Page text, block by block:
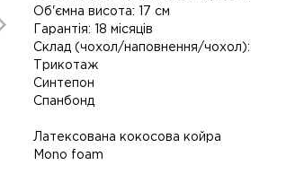
Об'ємна висота: 17 см
Гарантія: 18 місяців
Склад (чохол/наповнення/чохол):
Трикотаж
Синтепон
Спанбонд
Латексована кокосова койра
Mono foam